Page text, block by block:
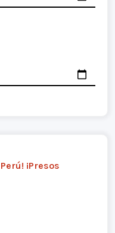
¡Presos